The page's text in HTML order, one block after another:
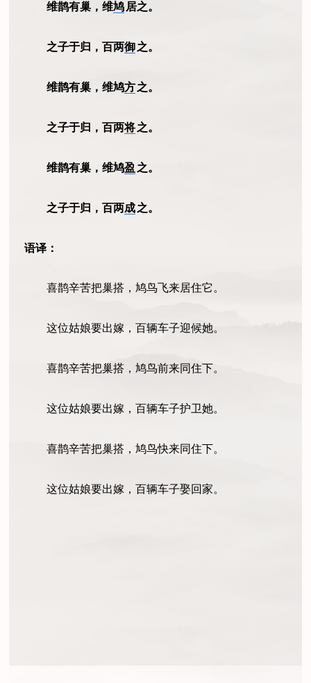
维鹊有巢，维鸠 居之。
之子于归，百两御 之。
维鹊有巢，维鸠方 之。
之子于归，百两将 之。
维鹊有巢，维鸠盈 之。
之子于归，百两成 之。
语译：
喜鹊辛苦把巢搭，鸠鸟飞来居住它。
这位姑娘要出嫁，百辆车子迎候她。
喜鹊辛苦把巢搭，鸠鸟前来同住下。
这位姑娘要出嫁，百辆车子护卫她。
喜鹊辛苦把巢搭，鸠鸟快来同住下。
这位姑娘要出嫁，百辆车子娶回家。